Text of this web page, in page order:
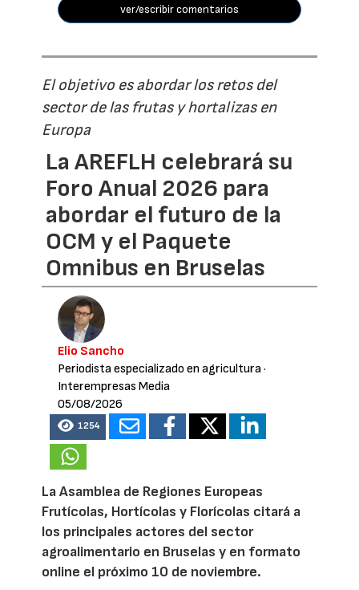
ver/escribir comentarios
El objetivo es abordar los retos del
sector de las frutas y hortalizas en
Europa
La AREFLH celebrará su
Foro Anual 2026 para
abordar el futuro de la
OCM y el Paquete
Omnibus en Bruselas
Elio Sancho
Periodista especializado en agricultura·
Interempresas Media
05/08/2026
1254
La Asamblea de Regiones Europeas
Frutícolas, Hortícolas y Florícolas citará a
los principales actores del sector
agroalimentario en Bruselas y en formato
online el próximo 10 de noviembre.